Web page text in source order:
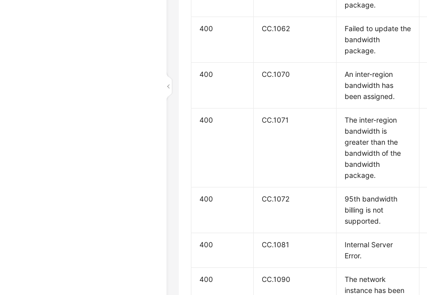
package.
400 CC.1062
Failed to update the
bandwidth
package.
400 CC.1070
An inter-region
bandwidth has
been assigned.
400 CC.1071
The inter-region
bandwidth is
greater than the
bandwidth of the
bandwidth
package.
400 CC.1072
95th bandwidth
billing is not
supported.
400 CC.1081
Internal Server
Error.
400 CC.1090
The network
instance has been